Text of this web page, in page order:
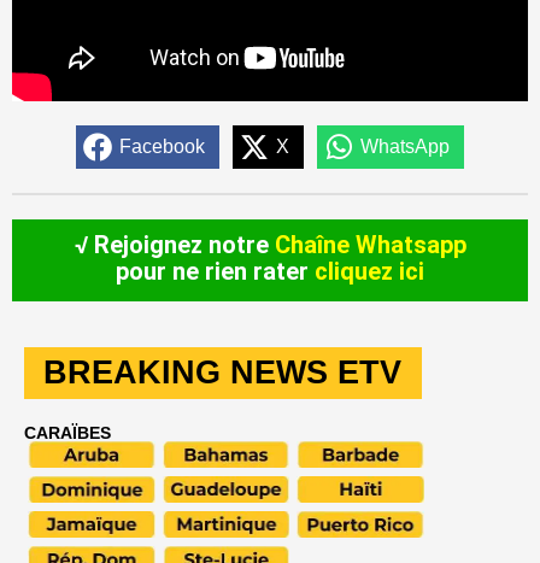
Facebook X WhatsApp
√ Rejoignez notre Chaîne Whatsapp
pour ne rien rater cliquez ici
BREAKING NEWS ETV
CARAÏBES